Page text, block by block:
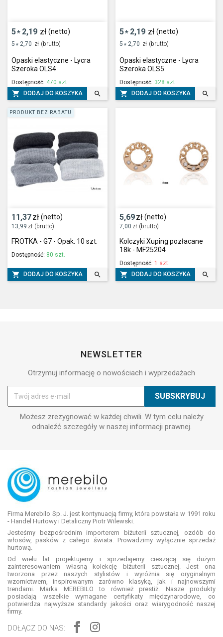
5* 2,19 zł (netto)
5 * 2,70 zł (brutto)
Opaski elastyczne - Lycra
Szeroka OLS4
Dostępność: 470 szt.
 DODAJ DO KOSZYKA 
5* 2,19 zł (netto)
5 * 2,70 zł (brutto)
Opaski elastyczne - Lycra
Szeroka OLS5
Dostępność: 328 szt.
 DODAJ DO KOSZYKA 
11,37zł (netto)
13,99 zł (brutto)
FROTKA - G7 - Opak. 10 szt.
Dostępność: 80 szt.
 DODAJ DO KOSZYKA 
PRODUKT BEZ RABATU
5,69zł (netto)
7,00 zł (brutto)
Kolczyki Xuping pozłacane
18k - MF25204
Dostępność: 1 szt.
 DODAJ DO KOSZYKA 
NEWSLETTER
Otrzymuj informację o nowościach i wyprzedażach
Możesz zrezygnować w każdej chwili. W tym celu należy
odnaleźć szczegóły w naszej informacji prawnej.
Firma Merebilo Sp. J. jest kontynuacją firmy, która powstała w 1991 roku
- Handel Hurtowy i Detaliczny Piotr Wilewski.
Jesteśmy bezpośrednim importerem biżuterii sztucznej, ozdób do
włosów, pasków z całego świata. Prowadzimy wyłącznie sprzedaż
hurtową.
Od wielu lat projektujemy i sprzedajemy cieszącą się dużym
zainteresowaniem własną kolekcję biżuterii sztucznej. Jest ona
tworzona przez naszych stylistów i wyróżnia się oryginalnym
wzornictwem, inspirowanym zarówno klasyką, jak i najnowszymi
trendami. Marka MEREBILO to również prestiż. Nasze produkty
posiadają wszelkie wymagane certyfikaty międzynarodowe, co
potwierdza najwyższe standardy jakości oraz wiarygodność naszej
firmy.
DOŁĄCZ DO NAS: